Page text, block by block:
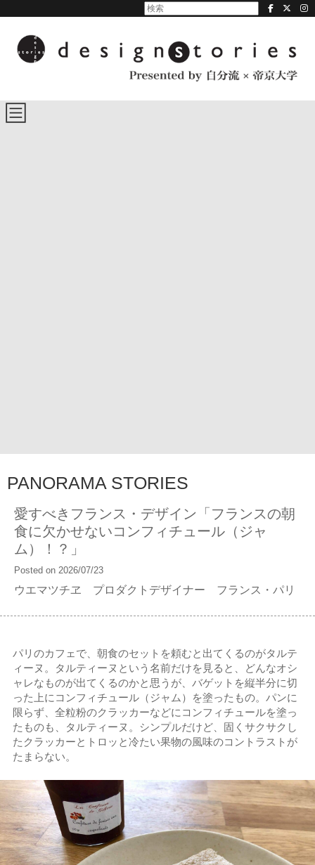
PANORAMA STORIES
愛すべきフランス・デザイン「フランスの朝
食に欠かせないコンフィチュール（ジャ
ム）！？」
Posted on 2026/07/23
ウエマツチヱ プロダクトデザイナー フランス・パリ
パリのカフェで、朝食のセットを頼むと出てくるのがタルテ
ィーヌ。タルティーヌという名前だけを見ると、どんなオシ
ャレなものが出てくるのかと思うが、バゲットを縦半分に切
った上にコンフィチュール（ジャム）を塗ったもの。パンに
限らず、全粒粉のクラッカーなどにコンフィチュールを塗っ
たものも、タルティーヌ。シンプルだけど、固くサクサクし
たクラッカーとトロッと冷たい果物の風味のコントラストが
たまらない。